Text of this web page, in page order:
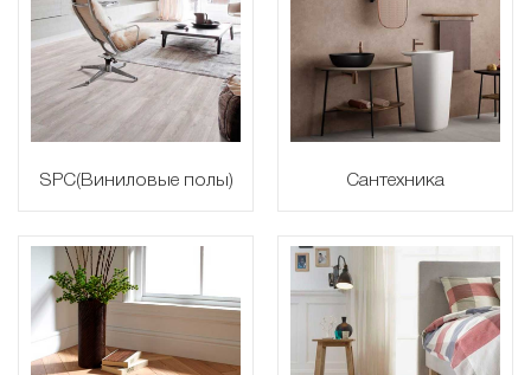
SPC(Виниловые полы) Сантехника